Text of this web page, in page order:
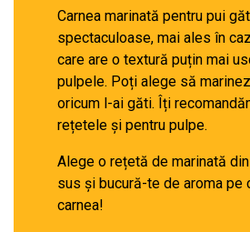
Carnea marinată pentru pui
spectaculoase, mai ales în
care are o textură puțin mai
pulpele. Poți alege să
oricum l-ai găti. Îți
rețetele și pentru pulpe.
Alege o rețetă de marinată
sus și bucură-te de aroma pe
carnea!